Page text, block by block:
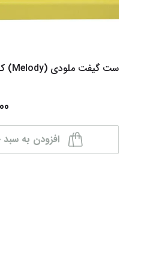
ست گیفت ملودی (Melody) کد 68
افزودن به